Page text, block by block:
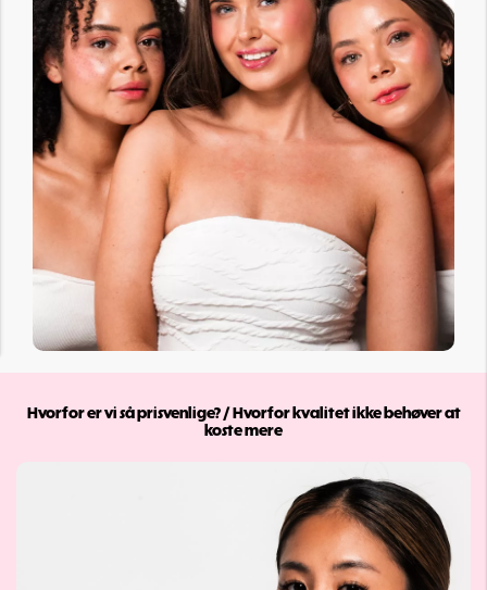
Hvorfor er vi så prisvenlige? / Hvorfor kvalitet ikke behøver at
koste mere